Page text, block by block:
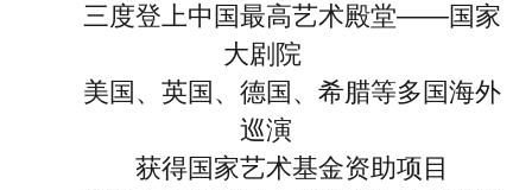
三度登上中国最高艺术殿堂——国家
大剧院
美国、英国、德国、希腊等多国海外
巡演
获得国家艺术基金资助项目